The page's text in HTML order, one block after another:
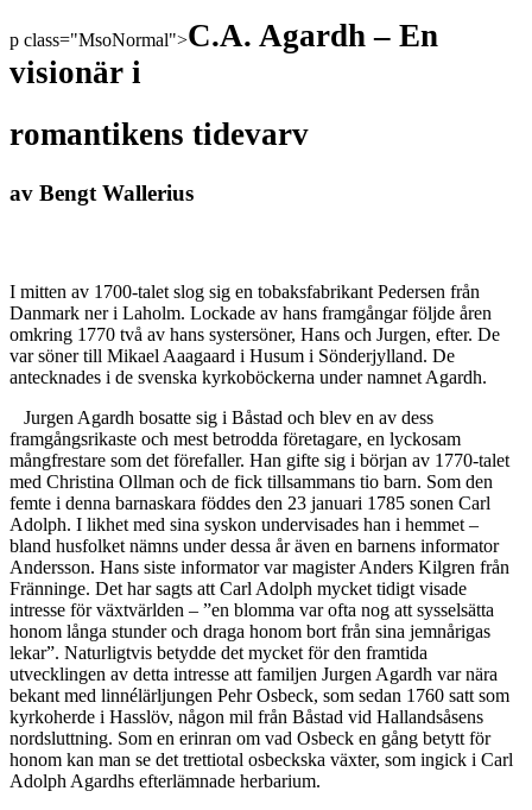
p class="MsoNormal">C.A. Agardh – En
visionär i
romantikens tidevarv
av Bengt Wallerius
I mitten av 1700-talet slog sig en tobaksfabrikant Pedersen från
Danmark ner i Laholm. Lockade av hans framgångar följde åren
omkring 1770 två av hans systersöner, Hans och Jurgen, efter. De
var söner till Mikael Aaagaard i Husum i Sönderjylland. De
antecknades i de svenska kyrkoböckerna under namnet Agardh.
Jurgen Agardh bosatte sig i Båstad och blev en av dess
framgångsrikaste och mest betrodda företagare, en lyckosam
mångfrestare som det förefaller. Han gifte sig i början av 1770-talet
med Christina Ollman och de fick tillsammans tio barn. Som den
femte i denna barnaskara föddes den 23 januari 1785 sonen Carl
Adolph. I likhet med sina syskon undervisades han i hemmet –
bland husfolket nämns under dessa år även en barnens informator
Andersson. Hans siste informator var magister Anders Kilgren från
Fränninge. Det har sagts att Carl Adolph mycket tidigt visade
intresse för växtvärlden – ”en blomma var ofta nog att sysselsätta
honom långa stunder och draga honom bort från sina jemnårigas
lekar”. Naturligtvis betydde det mycket för den framtida
utvecklingen av detta intresse att familjen Jurgen Agardh var nära
bekant med linnélärljungen Pehr Osbeck, som sedan 1760 satt som
kyrkoherde i Hasslöv, någon mil från Båstad vid Hallandsåsens
nordsluttning. Som en erinran om vad Osbeck en gång betytt för
honom kan man se det trettiotal osbeckska växter, som ingick i Carl
Adolph Agardhs efterlämnade herbarium.